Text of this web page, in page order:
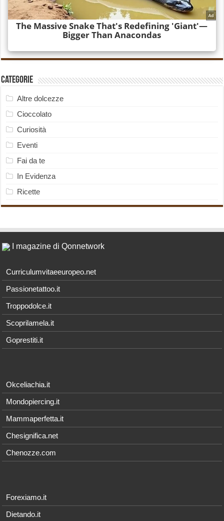
Categorie
Altre dolcezze
Cioccolato
Curiosità
Eventi
Fai da te
In Evidenza
Ricette
I magazine di Qonnetwork
Curriculumvitaeeuropeo.net
Passionetattoo.it
Troppodolce.it
Scoprilamela.it
Goprestiti.it
Okceliachia.it
Mondopiercing.it
Mammaperfetta.it
Chesignifica.net
Chenozze.com
Forexiamo.it
Dietando.it